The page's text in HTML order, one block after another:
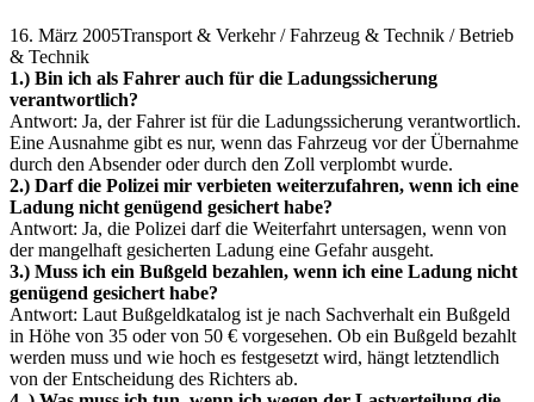
16. März 2005Transport & Verkehr / Fahrzeug & Technik / Betrieb
& Technik
1.) Bin ich als Fahrer auch für die Ladungssicherung
verantwortlich?
Antwort: Ja, der Fahrer ist für die Ladungssicherung verantwortlich.
Eine Ausnahme gibt es nur, wenn das Fahrzeug vor der Übernahme
durch den Absender oder durch den Zoll verplombt wurde.
2.) Darf die Polizei mir verbieten weiterzufahren, wenn ich eine
Ladung nicht genügend gesichert habe?
Antwort: Ja, die Polizei darf die Weiterfahrt untersagen, wenn von
der mangelhaft gesicherten Ladung eine Gefahr ausgeht.
3.) Muss ich ein Bußgeld bezahlen, wenn ich eine Ladung nicht
genügend gesichert habe?
Antwort: Laut Bußgeldkatalog ist je nach Sachverhalt ein Bußgeld
in Höhe von 35 oder von 50 € vorgesehen. Ob ein Bußgeld bezahlt
werden muss und wie hoch es festgesetzt wird, hängt letztendlich
von der Entscheidung des Richters ab.